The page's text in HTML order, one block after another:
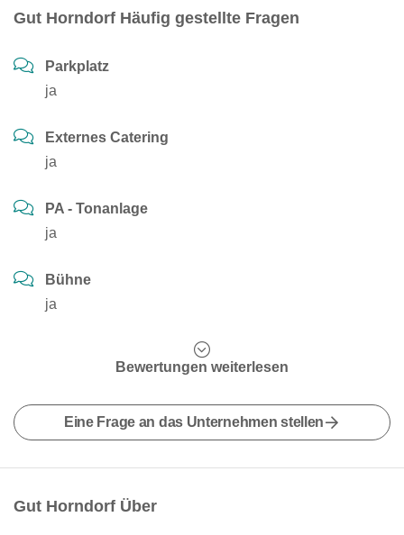
Gut Horndorf Häufig gestellte Fragen
Parkplatz
ja
Externes Catering
ja
PA - Tonanlage
ja
Bühne
ja
Bewertungen weiterlesen
Eine Frage an das Unternehmen stellen
Gut Horndorf Über